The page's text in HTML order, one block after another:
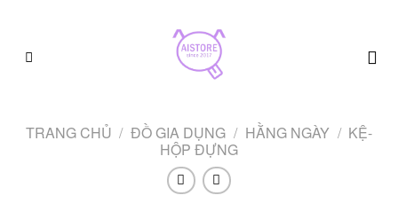
content
TRANG CHỦ / ĐỒ GIA DỤNG / HẰNG NGÀY / KỆ-
HỘP ĐỰNG